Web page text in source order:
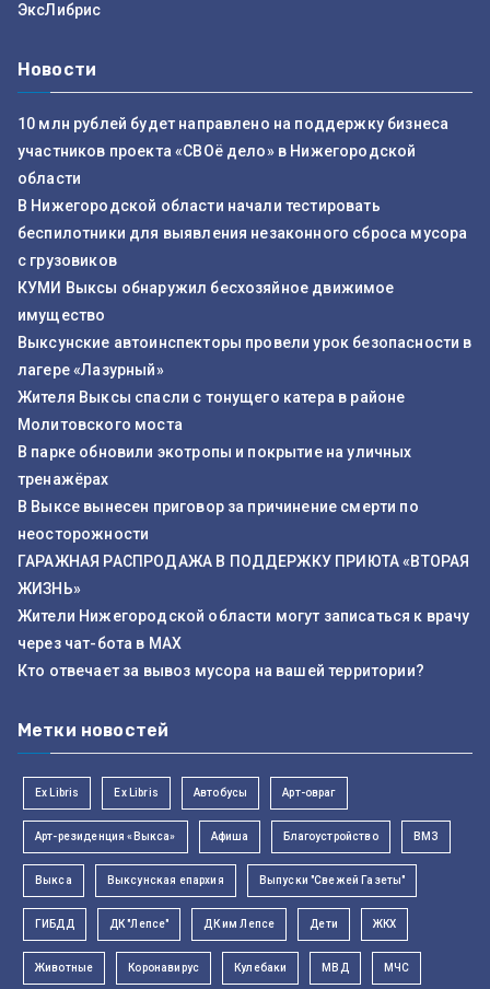
ЭксЛибрис
Новости
10 млн рублей будет направлено на поддержку бизнеса
участников проекта «СВОё дело» в Нижегородской
области
В Нижегородской области начали тестировать
беспилотники для выявления незаконного сброса мусора
с грузовиков
КУМИ Выксы обнаружил бесхозяйное движимое
имущество
Выксунские автоинспекторы провели урок безопасности в
лагере «Лазурный»
Жителя Выксы спасли с тонущего катера в районе
Молитовского моста
В парке обновили экотропы и покрытие на уличных
тренажёрах
В Выксе вынесен приговор за причинение смерти по
неосторожности
ГАРАЖНАЯ РАСПРОДАЖА В ПОДДЕРЖКУ ПРИЮТА «ВТОРАЯ
ЖИЗНЬ»
Жители Нижегородской области могут записаться к врачу
через чат-бота в MAX
Кто отвечает за вывоз мусора на вашей территории?
Метки новостей
Ex Libris Ex Libris Автобусы Арт-овраг
Арт-резиденция «Выкса» Афиша Благоустройство ВМЗ
Выкса Выксунская епархия Выпуски "Свежей Газеты"
ГИБДД ДК "Лепсе" ДК им Лепсе Дети ЖКХ
Животные Коронавирус Кулебаки МВД МЧС